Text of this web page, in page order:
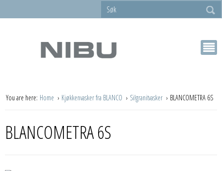
You are here: Home Kjøkkenvasker fra BLANCO Silgranitvasker BLANCOMETRA 6S
BLANCOMETRA 6S